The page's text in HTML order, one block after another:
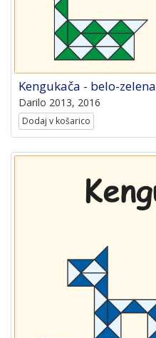
Kengukača - belo-zelena
Darilo 2013, 2016
Dodaj v košarico